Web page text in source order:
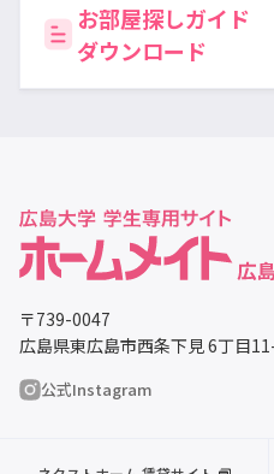
お部屋探しガイド
ダウンロード
〒739-0047
広島県東広島市西条下見 6丁目
公式Instagram